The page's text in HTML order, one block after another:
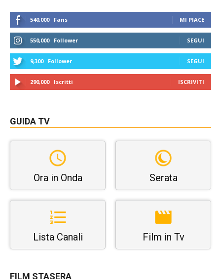
540,000 Fans MI PIACE
550,000 Follower SEGUI
9,300 Follower SEGUI
290,000 Iscritti ISCRIVITI
GUIDA TV
Ora in Onda Serata
Lista Canali Film in Tv
FILM STASERA